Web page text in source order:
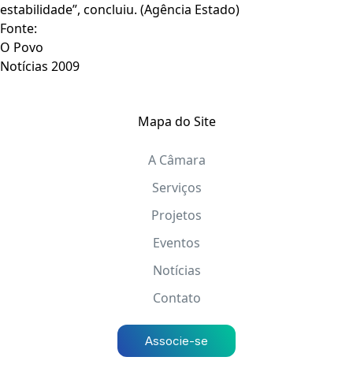
estabilidade”, concluiu. (Agência Estado)
Fonte:
O Povo
Notícias 2009
Mapa do Site
A Câmara
Serviços
Projetos
Eventos
Notícias
Contato
Associe-se